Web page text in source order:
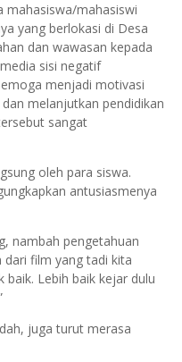
mahasiswa/mahasiswi
yang berlokasi di Desa
dan wawasan kepada
sisi negatif
menjadi motivasi
melanjutkan pendidikan
sangat
oleh para siswa.
antusiasmenya
nambah pengetahuan
dari film yang tadi kita
Lebih baik kejar dulu
juga turut merasa